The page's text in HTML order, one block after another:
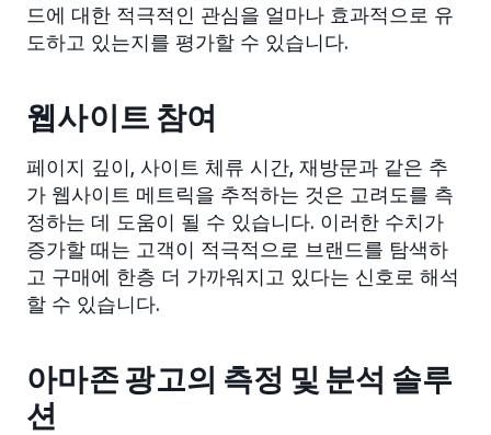
드에 대한 적극적인 관심을 얼마나 효과적으로 유
도하고 있는지를 평가할 수 있습니다.
웹사이트 참여
페이지 깊이, 사이트 체류 시간, 재방문과 같은 추
가 웹사이트 메트릭을 추적하는 것은 고려도를 측
정하는 데 도움이 될 수 있습니다. 이러한 수치가
증가할 때는 고객이 적극적으로 브랜드를 탐색하
고 구매에 한층 더 가까워지고 있다는 신호로 해석
할 수 있습니다.
아마존 광고의 측정 및 분석 솔루
션